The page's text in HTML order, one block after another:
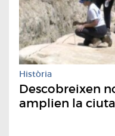
Història
Descobreixen
amplien la